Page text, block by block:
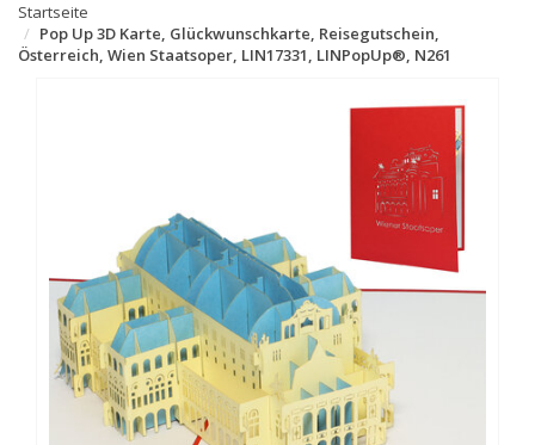
Startseite
Pop Up 3D Karte, Glückwunschkarte, Reisegutschein,
Österreich, Wien Staatsoper, LIN17331, LINPopUp®, N261